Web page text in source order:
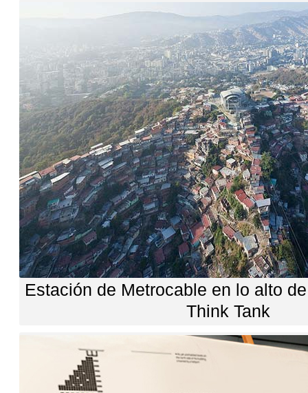
Estación de Metrocable en lo alto
Think Tank